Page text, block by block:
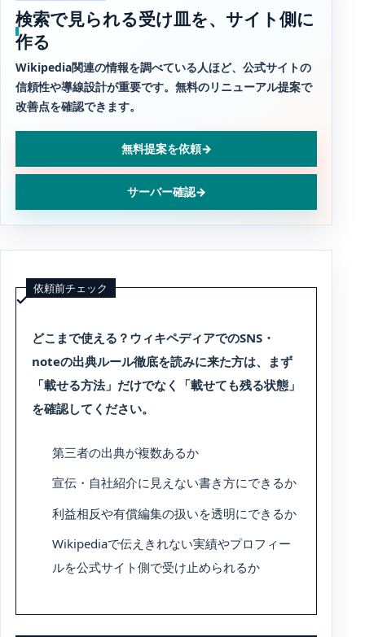
検索で見られる受け皿を、サイト側に
作る
Wikipedia関連の情報を調べている人ほど、公式サイトの
信頼性や導線設計が重要です。無料のリニューアル提案で
改善点を確認できます。
無料提案を依頼→
サーバー確認→
依頼前チェック
どこまで使える？ウィキペディアでのSNS・
noteの出典ルール徹底を読みに来た方は、まず
「載せる方法」だけでなく「載せても残る状態」
を確認してください。
第三者の出典が複数あるか
宣伝・自社紹介に見えない書き方にできるか
利益相反や有償編集の扱いを透明にできるか
Wikipediaで伝えきれない実績やプロフィー
ルを公式サイト側で受け止められるか